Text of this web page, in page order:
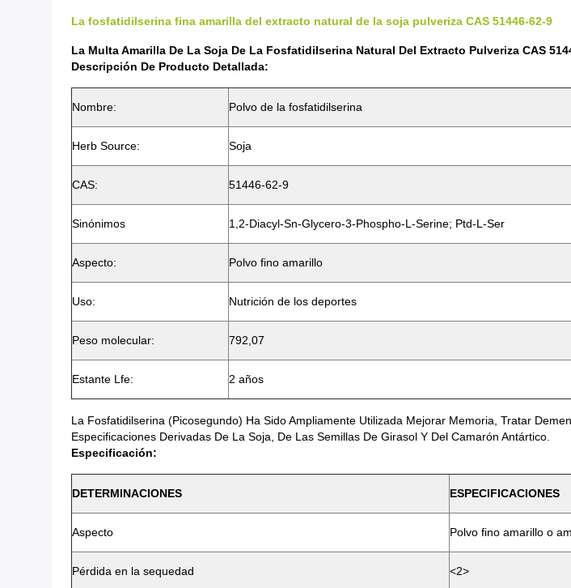
La fosfatidilserina fina amarilla del extracto natural de la soja pulveriza CAS 51446-62-9
La Multa Amarilla De La Soja De La Fosfatidilserina Natural Del Extracto Pulveriza CAS
Descripción De Producto Detallada:
Nombre: Polvo de la fosfatidilserina
Herb Source: Soja
CAS: 51446-62-9
Sinónimos 1,2-Diacyl-Sn-Glycero-3-Phospho-L-Serine; Ptd-L-Ser
Aspecto: Polvo fino amarillo
Uso: Nutrición de los deportes
Peso molecular: 792,07
Estante Lfe: 2 años
La Fosfatidilserina (picosegundo) Ha Sido Ampliamente Utilizada Mejorar Memoria, Tratar
Especificaciones Derivadas De La Soja, De Las Semillas De Girasol Y Del Camarón Antártico.
Especificación:
DETERMINACIONES ESPECIFICACIONES
Aspecto Polvo fino amarillo o
Pérdida en la sequedad <2>